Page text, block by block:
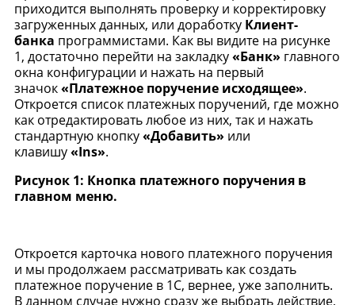
приходится выполнять проверку и корректировку
загруженных данных, или доработку Клиент-
банка программистами. Как вы видите на рисунке
1, достаточно перейти на закладку«Банк» главного
окна конфигурации и нажать на первый
значок«Платежное поручение исходящее».
Откроется список платежных поручений, где можно
как отредактировать любое из них, так и нажать
стандартную кнопку«Добавить» или
клавишу«Ins».
Рисунок 1: Кнопка платежного поручения в
главном меню.
Откроется карточка нового платежного поручения
и мы продолжаем рассматривать как создать
платежное поручение в 1С, вернее, уже заполнить.
В данном случае нужно сразу же выбрать действие,